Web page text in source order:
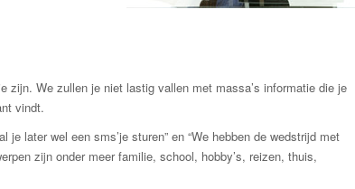
zijn. We zullen je niet lastig vallen met massa’s informatie die je
vindt.
je later wel een sms’je sturen” en “We hebben de wedstrijd met
zijn onder meer familie, school, hobby’s, reizen, thuis,